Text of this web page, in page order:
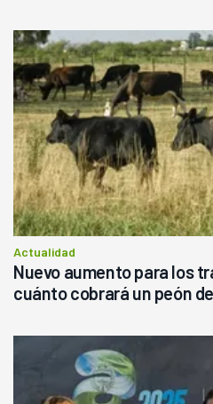
Actualidad
Nuevo aumento para los
cuánto cobrará un peón